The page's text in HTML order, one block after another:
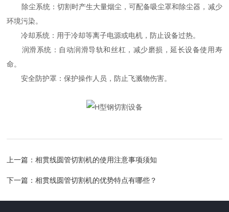
除尘系统：切割时产生大量烟尘，可配备吸尘罩和除尘器，减少
环境污染。
冷却系统：用于冷却等离子电源或电机，防止设备过热。
润滑系统：自动润滑导轨和丝杠，减少磨损，延长设备使用寿
命。
安全防护罩：保护操作人员，防止飞溅物伤害。
上一篇：相贯线圆管切割机的使用注意事项须知
下一篇：相贯线圆管切割机的优势特点有哪些？